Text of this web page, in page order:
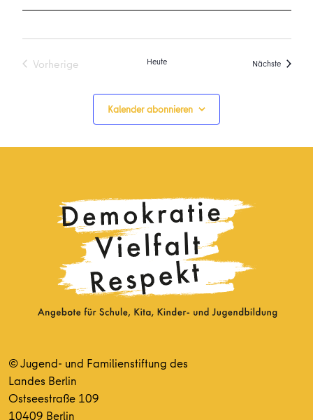
Vorherige
Heute Nächste
Kalender abonnieren
© Jugend- und Familienstiftung des
Landes Berlin
Ostseestraße 109
10409 Berlin